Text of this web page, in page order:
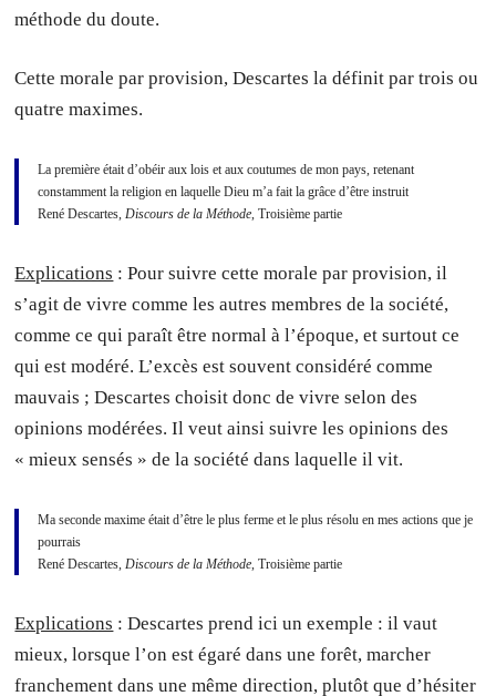
méthode du doute.
Cette morale par provision, Descartes la définit par trois ou
quatre maximes.
La première était d’obéir aux lois et aux coutumes de mon pays, retenant
constamment la religion en laquelle Dieu m’a fait la grâce d’être instruit
René Descartes,Discours de la Méthode, Troisième partie
Explications : Pour suivre cette morale par provision, il
s’agit de vivre comme les autres membres de la société,
comme ce qui paraît être normal à l’époque, et surtout ce
qui est modéré. L’excès est souvent considéré comme
mauvais ; Descartes choisit donc de vivre selon des
opinions modérées. Il veut ainsi suivre les opinions des
« mieux sensés » de la société dans laquelle il vit.
Ma seconde maxime était d’être le plus ferme et le plus résolu en mes actions que je
pourrais
René Descartes,Discours de la Méthode, Troisième partie
Explications : Descartes prend ici un exemple : il vaut
mieux, lorsque l’on est égaré dans une forêt, marcher
franchement dans une même direction, plutôt que d’hésiter